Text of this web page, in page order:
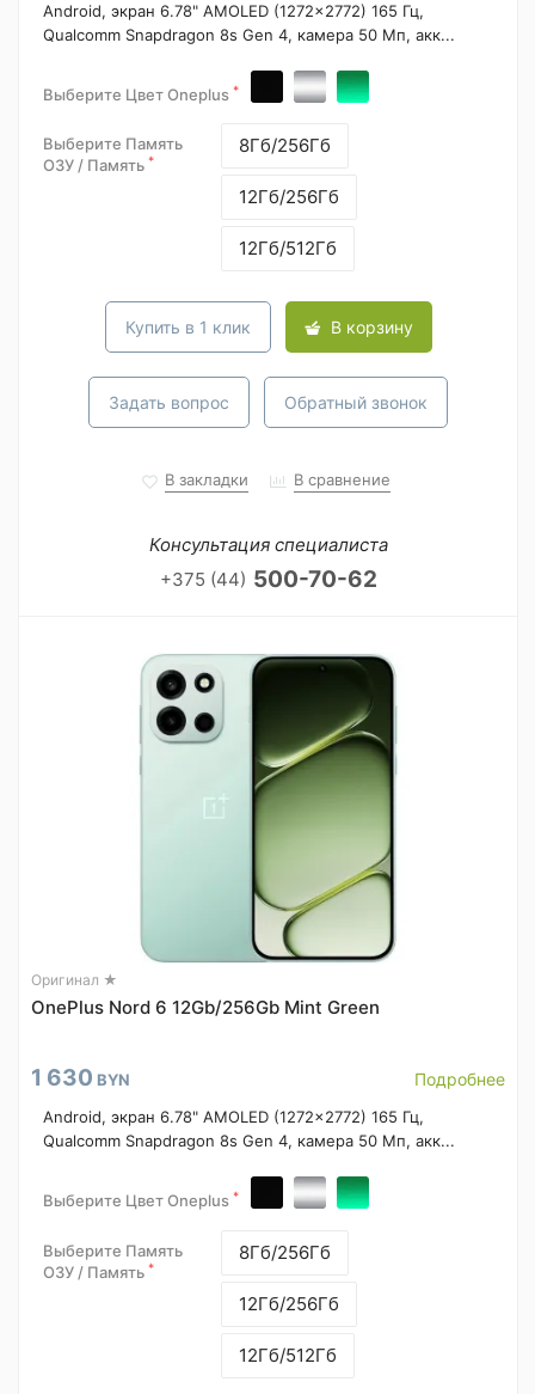
Android, экран 6.78" AMOLED (1272x2772) 165 Гц,
Qualcomm Snapdragon 8s Gen 4, камера 50 Мп, акк...
Выберите Цвет Oneplus *
Выберите Память
ОЗУ / Память *
8Гб/256Гб
12Гб/256Гб
12Гб/512Гб
Купить в 1 клик В корзину
Задать вопрос Обратный звонок
В закладки В сравнение
Консультация специалиста
+375 (44) 500-70-62
Оригинал ★
OnePlus Nord 6 12Gb/256Gb Mint Green
1 630 BYN Подробнее
Android, экран 6.78" AMOLED (1272x2772) 165 Гц,
Qualcomm Snapdragon 8s Gen 4, камера 50 Мп, акк...
Выберите Цвет Oneplus *
Выберите Память
ОЗУ / Память *
8Гб/256Гб
12Гб/256Гб
12Гб/512Гб